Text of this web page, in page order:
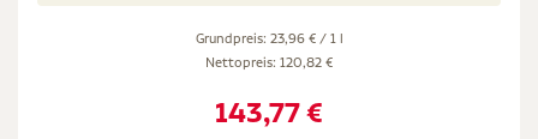
Grundpreis: 23,96 € / 1 l
Nettopreis: 120,82 €
143,77 €